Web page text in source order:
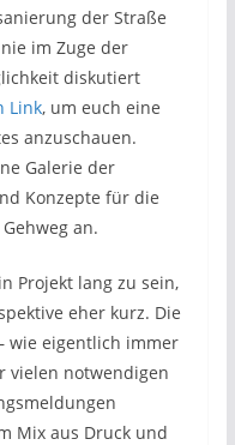
der Straße
im Zuge der
diskutiert
Link, um euch eine
anzuschauen.
Galerie der
Konzepte für die
an.
Projekt lang zu sein,
eher kurz. Die
wie eigentlich immer
vielen notwendigen
Mix aus Druck und